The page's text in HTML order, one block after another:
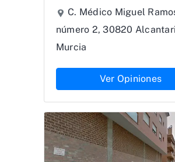
C. Médico Miguel
número 2, 30820
Murcia
Ver Opiniones